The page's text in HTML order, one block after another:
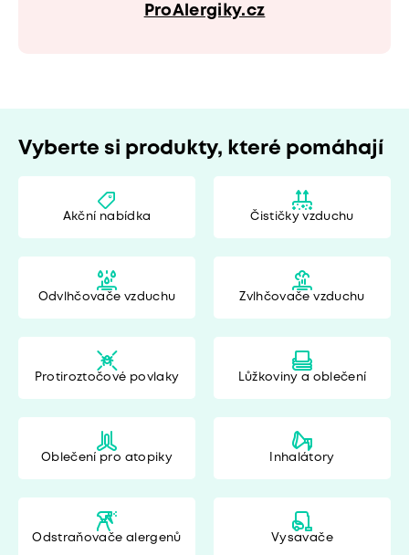
ProAlergiky.cz
Vyberte si produkty, které pomáhají
Akční nabídka Čističky vzduchu
Odvlhčovače vzduchu Zvlhčovače vzduchu
Protiroztočové povlaky Lůžkoviny a oblečení
Oblečení pro atopiky Inhalátory
Odstraňovače alergenů Vysavače